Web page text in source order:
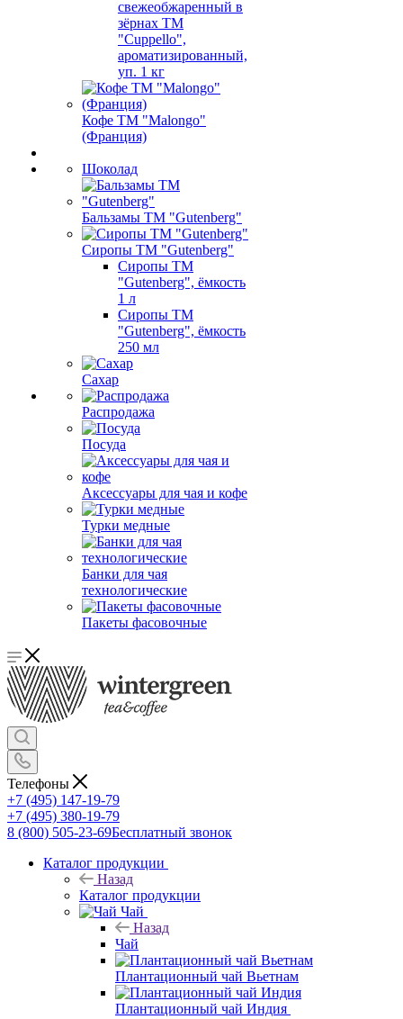
свежеобжаренный в
зёрнах ТМ
"Cuppello",
ароматизированный,
уп. 1 кг
Кофе ТМ "Malongo"
(Франция)
Шоколад
Бальзамы ТМ "Gutenberg"
Сиропы ТМ "Gutenberg"
Сиропы ТМ
"Gutenberg", ёмкость
1 л
Сиропы ТМ
"Gutenberg", ёмкость
250 мл
Сахар
Распродажа
Посуда
Аксессуары для чая и кофе
Турки медные
Банки для чая
технологические
Пакеты фасовочные
Телефоны
+7 (495) 147-19-79
+7 (495) 380-19-79
8 (800) 505-23-69Бесплатный звонок
Каталог продукции
Назад
Каталог продукции
Чай
Назад
Чай
Плантационный чай Вьетнам
Плантационный чай Индия